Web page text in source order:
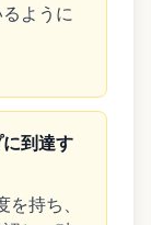
ように
到達す
持ち、